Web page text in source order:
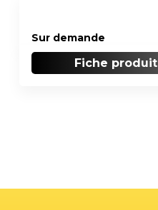
Sur demande
Fiche produit